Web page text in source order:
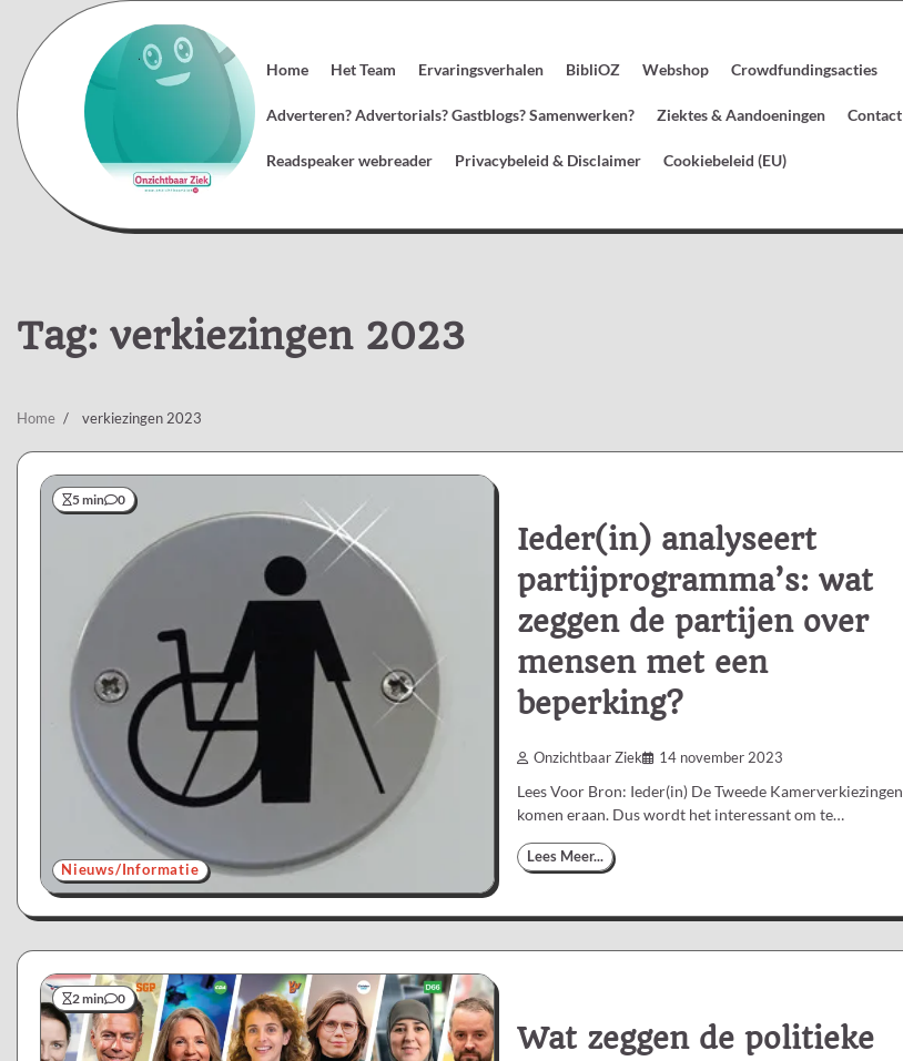
content
Home Het Team Ervaringsverhalen BibliOZ Webshop Crowdfundingsacties
Adverteren? Advertorials? Gastblogs? Samenwerken? Ziektes & Aandoeningen Contact
Readspeaker webreader Privacybeleid & Disclaimer Cookiebeleid (EU)
Tag: verkiezingen 2023
Home verkiezingen 2023
5 min 0
Nieuws/Informatie
Ieder(in) analyseert
partijprogramma’s: wat
zeggen de partijen over
mensen met een
beperking?
Onzichtbaar Ziek 14 november 2023
Lees Voor Bron: Ieder(in) De Tweede Kamerverkiezingen
komen eraan. Dus wordt het interessant om te…
Lees Meer...
2 min 0
Wat zeggen de politieke